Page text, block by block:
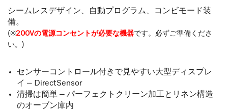
シームレスデザイン、自動プログラム、コンビモード装
備。
(※200Vの電源コンセントが必要な機器です。必ずご準備くださ
い。)
センサーコントロール付きで見やすい大型ディスプレ
イ – DirectSensor
清掃は簡単 – パーフェクトクリーン加工とリネン構造
のオーブン庫内